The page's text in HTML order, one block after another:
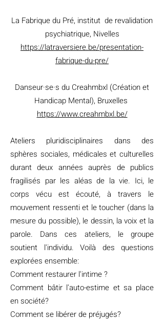
La Fabrique du Pré, institut de revalidation
psychiatrique, Nivelles
https://latraversiere.be/presentation-
fabrique-du-pre/
Danseur·se·s du Creahmbxl (Création et
Handicap Mental), Bruxelles
https://www.creahmbxl.be/
Ateliers pluridisciplinaires dans des
sphères sociales, médicales et culturelles
durant deux années auprès de publics
fragilisés par les aléas de la vie. Ici, le
corps vécu est écouté, à travers le
mouvement ressenti et le toucher (dans la
mesure du possible), le dessin, la voix et la
parole. Dans ces ateliers, le groupe
soutient l'individu. Voilà des questions
explorées ensemble:
Comment restaurer l'intime ?
Comment bâtir l'auto-estime et sa place
en société?
Comment se libérer de préjugés?